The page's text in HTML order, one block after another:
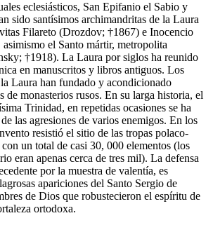
eclesiásticos, San Epifanio el Sabio y
sido santísimos archimandritas de la Laura
Filareto (Drozdov; †1867) e Inocencio
el Santo mártir, metropolita
†1918). La Laura por siglos ha reunido
en manuscritos y libros antiguos. Los
Laura han fundado y acondicionado
de monasterios rusos. En su larga historia, el
Trinidad, en repetidas ocasiones se ha
las agresiones de varios enemigos. En los
resistió el sitio de las tropas polaco-
un total de casi 30, 000 elementos (los
eran apenas cerca de tres mil). La defensa
por la muestra de valentía, es
apariciones del Santo Sergio de
de Dios que robustecieron el espíritu de
ortodoxa.